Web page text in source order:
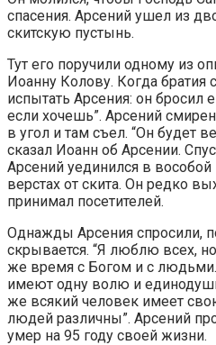
спасения. Арсений ушел из
скитскую пустынь.
Тут его поручили одному из
Иоанну Колову. Когда братия
испытать Арсения: он бросил
если хочешь”. Арсений
в угол и там съел. “Он будет
сказал Иоанн об Арсении.
Арсений уединился в
верстах от скита. Он редко
принимал посетителей.
Однажды Арсения спросили,
скрывается. “Я люблю всех,
же время с Богом и с
имеют одну волю и
же всякий человек имеет
людей различны”. Арсений
умер на 95 году своей жизни.